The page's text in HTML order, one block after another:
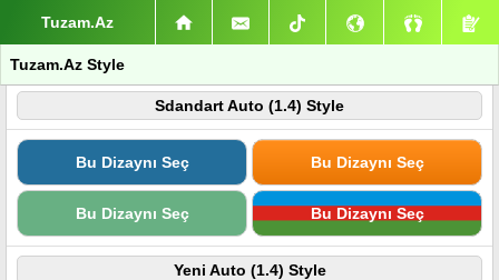
Tuzam.Az
Tuzam.Az Style
Sdandart Auto (1.4) Style
Bu Dizaynı Seç Bu Dizaynı Seç
Bu Dizaynı Seç Bu Dizaynı Seç
Yeni Auto (1.4) Style